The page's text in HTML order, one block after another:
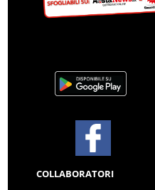
COLLABORATORI